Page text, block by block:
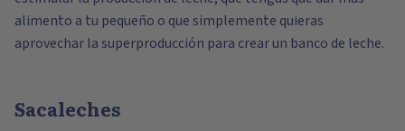
alimento a tu pequeño o que simplemente quieras
aprovechar la superproducción para crear un banco de leche.
Sacaleches